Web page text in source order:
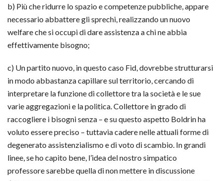
b) Più che ridurre lo spazio e competenze pubbliche, appare
necessario abbattere gli sprechi, realizzando un nuovo
welfare che si occupi di dare assistenza a chi ne abbia
effettivamente bisogno;
c) Un partito nuovo, in questo caso Fid, dovrebbe strutturarsi
in modo abbastanza capillare sul territorio, cercando di
interpretare la funzione di collettore tra la società e le sue
varie aggregazioni e la politica. Collettore in grado di
raccogliere i bisogni senza – e su questo aspetto Boldrin ha
voluto essere preciso – tuttavia cadere nelle attuali forme di
degenerato assistenzialismo e di voto di scambio. In grandi
linee, se ho capito bene, l’idea del nostro simpatico
professore sarebbe quella di non mettere in discussione